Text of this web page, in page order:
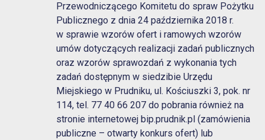
Przewodniczącego Komitetu do spraw Pożytku
Publicznego z dnia 24 października 2018 r.
w sprawie wzorów ofert i ramowych wzorów
umów dotyczących realizacji zadań publicznych
oraz wzorów sprawozdań z wykonania tych
zadań dostępnym w siedzibie Urzędu
Miejskiego w Prudniku, ul. Kościuszki 3, pok. nr
114, tel. 77 40 66 207 do pobrania również na
stronie internetowej bip.prudnik.pl (zamówienia
publiczne – otwarty konkurs ofert) lub